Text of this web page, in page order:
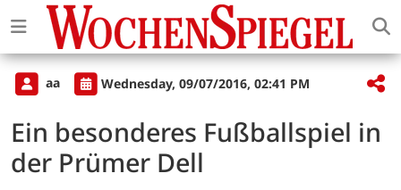
aa Wednesday, 09/07/2016, 02:41 PM
Ein besonderes Fußballspiel in
der Prümer Dell